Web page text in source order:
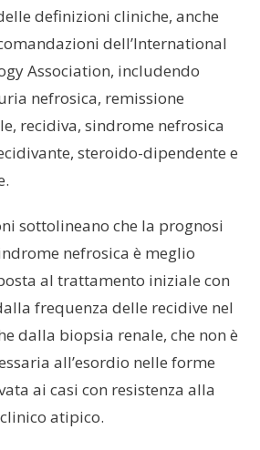
definizioni cliniche, anche
dell’International
Association, includendo
nefrosica, remissione
recidiva, sindrome nefrosica
steroido-dipendente e
sottolineano che la prognosi
nefrosica è meglio
al trattamento iniziale con
frequenza delle recidive nel
dalla biopsia renale, che non è
all’esordio nelle forme
ai casi con resistenza alla
atipico.